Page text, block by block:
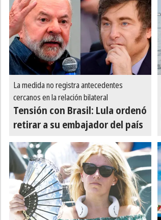
La medida no registra antecedentes
cercanos en la relación bilateral
Tensión con Brasil: Lula ordenó
retirar a su embajador del país